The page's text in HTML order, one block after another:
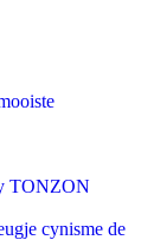
TONZON
cynisme de